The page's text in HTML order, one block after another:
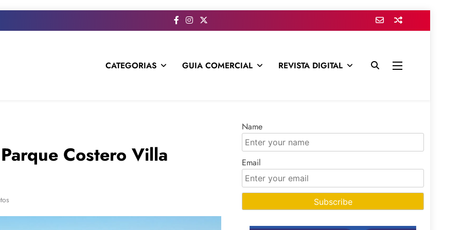
CATEGORIAS GUIA COMERCIAL REVISTA DIGITAL
Costero Villa
Name
Email